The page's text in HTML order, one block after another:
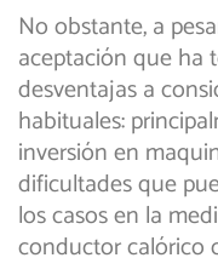
No obstante, a
aceptación que ha
desventajas a
habituales:
inversión en
dificultades que
los casos en la
conductor calórico